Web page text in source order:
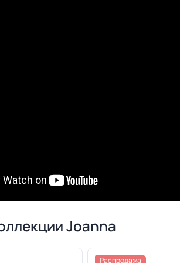
Joanna
Распродажа